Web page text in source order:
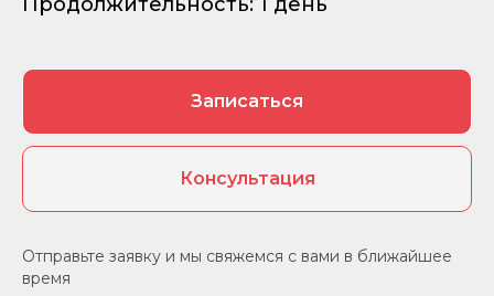
Продолжительность: 1 день
Записаться
Консультация
Отправьте заявку и мы свяжемся с вами в ближайшее
время